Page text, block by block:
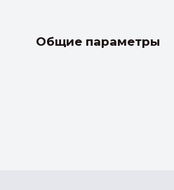
Общие параметры